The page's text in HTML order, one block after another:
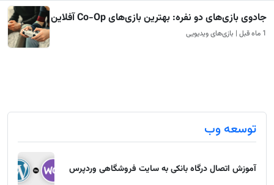
جادوی بازی‌های دو نفره: بهترین بازی‌های Co-Op آفلاین
1 ماه قبل | بازی‌های ویدیویی
توسعه وب
آموزش اتصال درگاه بانکی به سایت فروشگاهی وردپرس